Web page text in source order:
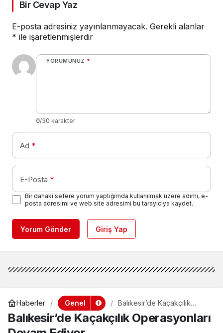
Bir Cevap Yaz
E-posta adresiniz yayınlanmayacak. Gerekli alanlar
* ile işaretlenmişlerdir
YORUMUNUZ *
0/30 karakter
Ad *
E-Posta *
Bir dahaki sefere yorum yaptığımda kullanılmak üzere adımı, e-
posta adresimi ve web site adresimi bu tarayıcıya kaydet.
Yorum Gönder Giriş Yap
Haberler Genel
Balıkesir’de Kaçakçılık
Operasyonları Devam
Ediyor
Balıkesir’de Kaçakçılık Operasyonları